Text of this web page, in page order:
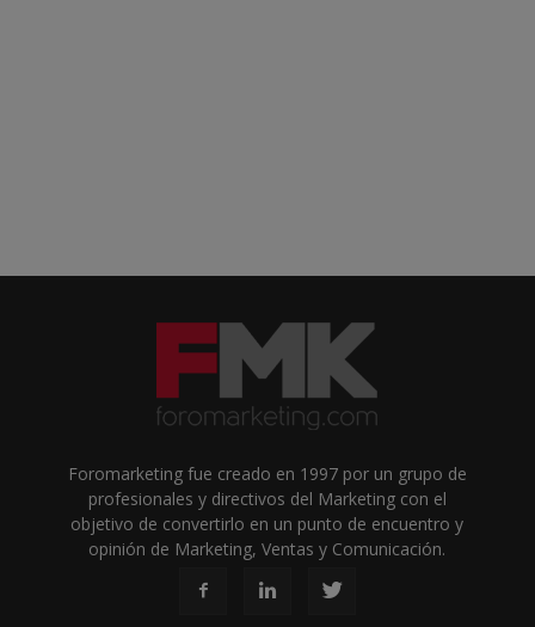
Foromarketing fue creado en 1997 por un grupo de
profesionales y directivos del Marketing con el
objetivo de convertirlo en un punto de encuentro y
opinión de Marketing, Ventas y Comunicación.